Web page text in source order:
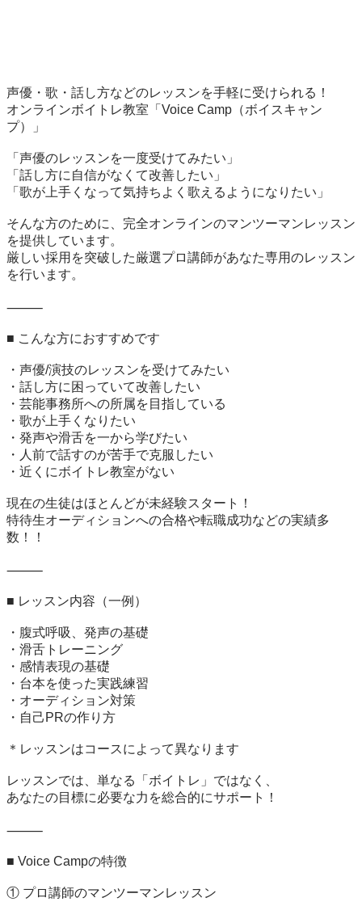
声優・歌・話し方などのレッスンを手軽に受けられる！
オンラインボイトレ教室「Voice Camp（ボイスキャン
プ）」
「声優のレッスンを一度受けてみたい」
「話し方に自信がなくて改善したい」
「歌が上手くなって気持ちよく歌えるようになりたい」
そんな方のために、完全オンラインのマンツーマンレッスン
を提供しています。
厳しい採用を突破した厳選プロ講師があなた専用のレッスン
を行います。
⸻
■ こんな方におすすめです
・声優/演技のレッスンを受けてみたい
・話し方に困っていて改善したい
・芸能事務所への所属を目指している
・歌が上手くなりたい
・発声や滑舌を一から学びたい
・人前で話すのが苦手で克服したい
・近くにボイトレ教室がない
現在の生徒はほとんどが未経験スタート！
特待生オーディションへの合格や転職成功などの実績多
数！！
⸻
■ レッスン内容（一例）
・腹式呼吸、発声の基礎
・滑舌トレーニング
・感情表現の基礎
・台本を使った実践練習
・オーディション対策
・自己PRの作り方
＊レッスンはコースによって異なります
レッスンでは、単なる「ボイトレ」ではなく、
あなたの目標に必要な力を総合的にサポート！
⸻
■ Voice Campの特徴
① プロ講師のマンツーマンレッスン